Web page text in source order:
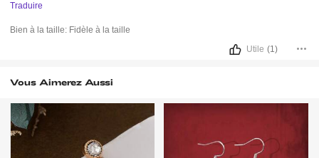
Traduire
Bien à la taille: Fidèle à la taille
Utile (1)
Vous Aimerez Aussi